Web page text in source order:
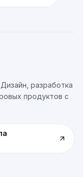
разработка
продуктов с